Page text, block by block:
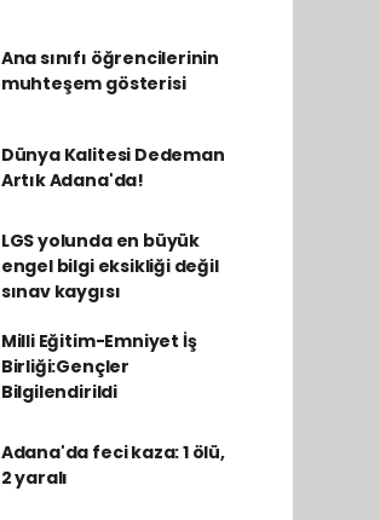
Ana sınıfı öğrencilerinin
muhteşem gösterisi
Dünya Kalitesi Dedeman
Artık Adana'da!
LGS yolunda en büyük
engel bilgi eksikliği değil
sınav kaygısı
Milli Eğitim-Emniyet İş
Birliği:Gençler
Bilgilendirildi
Adana'da feci kaza: 1 ölü,
2 yaralı